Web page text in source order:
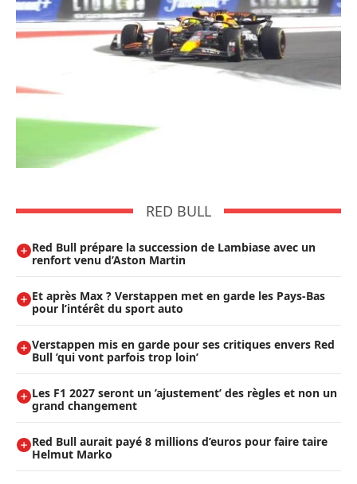
RED BULL
Red Bull prépare la succession de Lambiase avec un
renfort venu d’Aston Martin
Et après Max ? Verstappen met en garde les Pays-Bas
pour l’intérêt du sport auto
Verstappen mis en garde pour ses critiques envers Red
Bull ’qui vont parfois trop loin’
Les F1 2027 seront un ’ajustement’ des règles et non un
grand changement
Red Bull aurait payé 8 millions d’euros pour faire taire
Helmut Marko